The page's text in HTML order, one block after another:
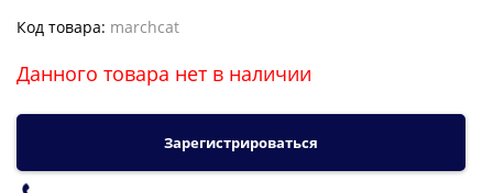
Код товара: marchcat
Данного товара нет в наличии
Зарегистрироваться